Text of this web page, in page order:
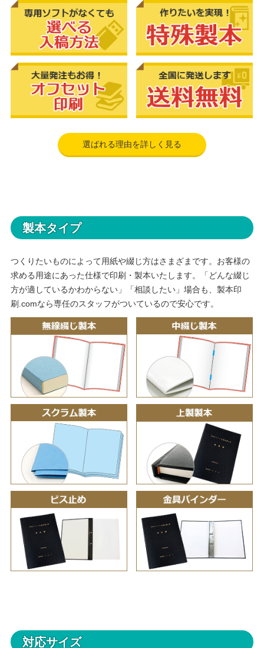
選ばれる理由を詳しく見る
製本タイプ
つくりたいものによって用紙や綴じ方はさまざまです。お客様の
求める用途にあった仕様で印刷・製本いたします。「どんな綴じ
方が適しているかわからない」「相談したい」場合も、製本印
刷.comなら専任のスタッフがついているので安心です。
対応サイズ